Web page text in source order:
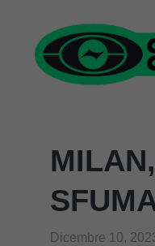
contenuto
Dicembre 10,